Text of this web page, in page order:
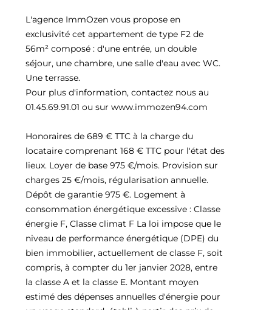
L'agence ImmOzen vous propose en
exclusivité cet appartement de type F2 de
56m² composé : d'une entrée, un double
séjour, une chambre, une salle d'eau avec WC.
Une terrasse.
Pour plus d'information, contactez nous au
01.45.69.91.01 ou sur www.immozen94.com
Honoraires de 689 € TTC à la charge du
locataire comprenant 168 € TTC pour l'état des
lieux. Loyer de base 975 €/mois. Provision sur
charges 25 €/mois, régularisation annuelle.
Dépôt de garantie 975 €. Logement à
consommation énergétique excessive : Classe
énergie F, Classe climat F La loi impose que le
niveau de performance énergétique (DPE) du
bien immobilier, actuellement de classe F, soit
compris, à compter du 1er janvier 2028, entre
la classe A et la classe E. Montant moyen
estimé des dépenses annuelles d'énergie pour